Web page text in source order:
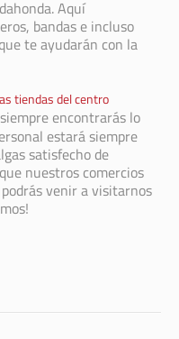
Aquí
bandas e incluso
te ayudarán con la
tiendas del centro
siempre encontrarás lo
estará siempre
satisfecho de
nuestros comercios
venir a visitarnos